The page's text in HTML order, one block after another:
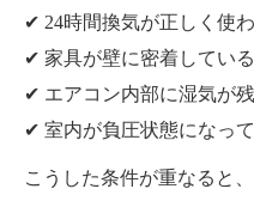
✔ 24時間換気が正しく使
✔ 家具が壁に密着している
✔ エアコン内部に湿気が
✔ 室内が負圧状態になっ
こうした条件が重なると